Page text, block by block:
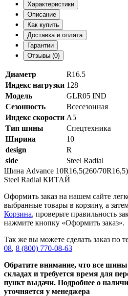
Характеристики
Описание
Как купить
Доставка и оплата
Гарантии
Отзывы (0)
Диаметр
R16.5
Индекс нагрузки 128
Модель
GLR05 IND
Сезонность
Всесезонная
Индекс скорости A5
Тип шины
Спецтехника
Ширина
10
design
R
side
Steel Radial
Шина Advance 10R16,5(260/
Steel Radial КИТАЙ
Оформить заказ на нашем сайте
выбранные товары в корзину, а
Корзина, проверьте правильность
нажмите кнопку «Оформить заказ».
Так же вы можете сделать заказ по
08, 8 (800) 770-08-63
Обратите внимание, что все шины
складах и требуется время для
пункт выдачи. Подробнее о
уточняется у менеджера